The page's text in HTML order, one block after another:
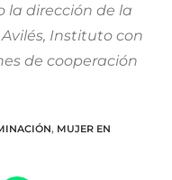
la dirección de la
Instituto con
de cooperación
, MUJER EN